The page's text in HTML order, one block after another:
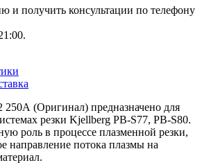
и получить консультации по телефону
250А (Оригинал) предназначено для
резки Kjellberg PB-S77, PB-S80.
роль в процессе плазменной резки,
направление потока плазмы на